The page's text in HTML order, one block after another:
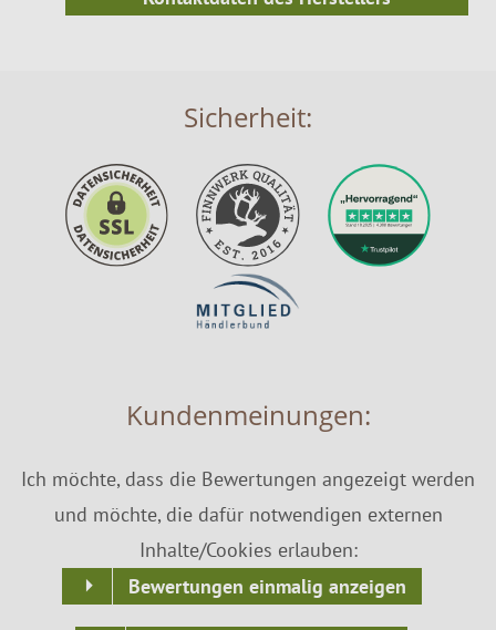
Sicherheit:
Kundenmeinungen:
Ich möchte, dass die Bewertungen angezeigt werden
und möchte, die dafür notwendigen externen
Inhalte/Cookies erlauben:
Bewertungen einmalig anzeigen